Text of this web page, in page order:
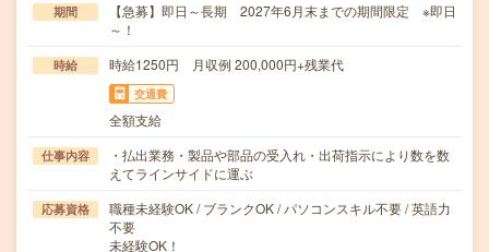
期間
【急募】即日～長期 2027年6月末までの期間限定 ※即日
～！
時給 時給1250円 月収例 200,000円+残業代
交通費
全額支給
仕事内容
・払出業務・製品や部品の受入れ・出荷指示により数を数
えてラインサイドに運ぶ
応募資格
職種未経験OK / ブランクOK / パソコンスキル不要 / 英語力
不要
未経験OK！